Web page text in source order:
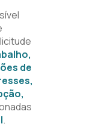
de
.